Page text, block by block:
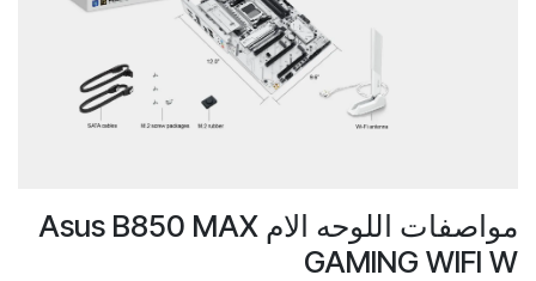
مواصفات اللوحه الام Asus B850 MAX
GAMING WIFI W